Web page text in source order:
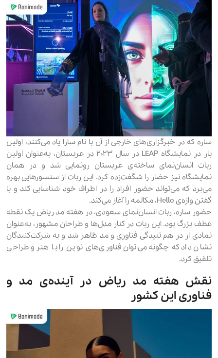
ساره که در خبرگزاری‌های خارجی از آن با نام سارا یاد می‌کنند، اولین
بار در نمایشگاه LEAP در سال ۲۰۲۳ در عربستان، به‌عنوان اولین
ربات انسان‌نمای ساخته‌ی عربستان رونمایی شد و در همان
نمایشگاه نیز حضار را شگفت‌زده کرد. این ربات از سنسورهایی بهره
می‌برد که می‌تواند حضور افراد را در اطراف خود شناسایی کند و با
گفتن واژه‌ی Hello، مکالمه را آغاز می‌کند.
حضور ساره، ربات انسان‌نمای سعودی، در هفته مد ریاض یک نقطه
عطف بزرگ بود. این ربات در کنار مدل‌ها و طراحان مشهور، به‌عنوان
نمادی از در هم تنیدگی فناوری و مد ظاهر شد و به شرکت‌کنندگان
نشان داد که چگونه می‌توان فناوری‌های نوین را با هنر و طراحی
تلفیق کرد.
نقش هفته مد ریاض در آینده‌ی مد و
فناوری این کشور